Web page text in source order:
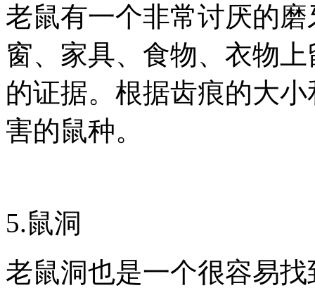
老鼠有一个非常讨厌的
窗、家具、食物、衣物
的证据。根据齿痕的大
害的鼠种。
5.鼠洞
老鼠洞也是一个很容易